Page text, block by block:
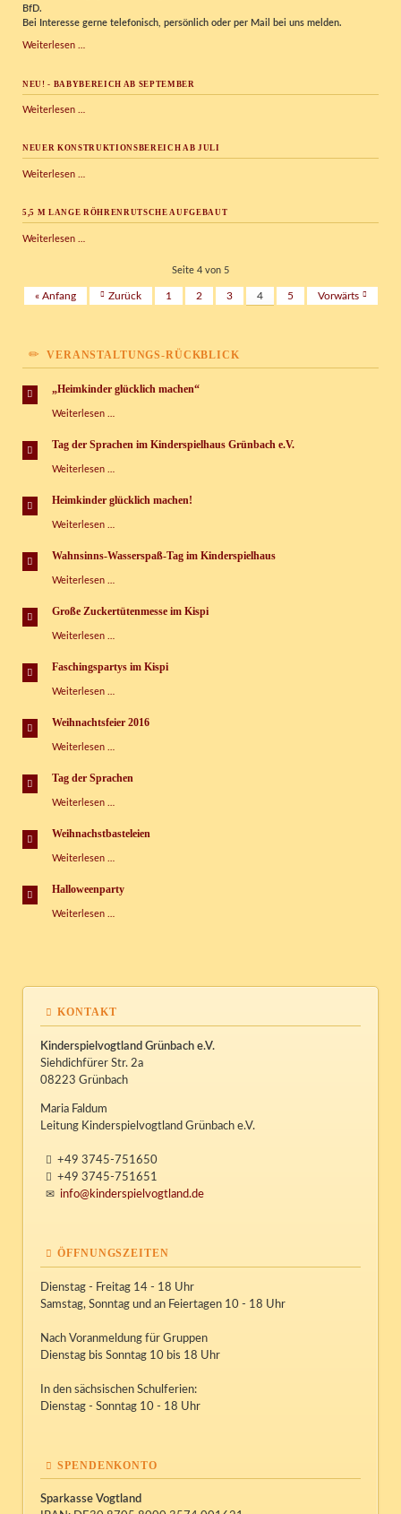
BfD.
Bei Interesse gerne telefonisch, persönlich oder per Mail bei uns melden.
Weiterlesen …
NEU! - BABYBEREICH AB SEPTEMBER
Weiterlesen …
ab
NEUER KONSTRUKTIONSBEREICH AB JULI
Weiterlesen …
Juli
5,5 M LANGE RÖHRENRUTSCHE AUFGEBAUT
Weiterlesen …
aufgebaut
Seite 4 von 5
« Anfang Zurück 1 2 3 4 5 Vorwärts
VERANSTALTUNGS-RÜCKBLICK
„Heimkinder glücklich machen“
Weiterlesen …
machen“
Tag der Sprachen im Kinderspielhaus Grünbach e.V.
Weiterlesen …
Sprachen
Kinderspielhaus
e.V.
Heimkinder glücklich machen!
Weiterlesen …
machen!
Wahnsinns-Wasserspaß-Tag im Kinderspielhaus
Weiterlesen …
Tag
Kinderspielhaus
Große Zuckertütenmesse im Kispi
Weiterlesen …
im
Faschingspartys im Kispi
Weiterlesen …
Kispi
Weihnachtsfeier 2016
Weiterlesen …
Tag der Sprachen
Weiterlesen …
Sprachen
Weihnachstbasteleien
Weiterlesen …
Halloweenparty
Weiterlesen …
KONTAKT
Kinderspielvogtland Grünbach e.V.
Siehdichfürer Str. 2a
08223 Grünbach
Maria Faldum
Leitung Kinderspielvogtland Grünbach e.V.
+49 3745-751650
+49 3745-751651
info@kinderspielvogtland.de
ÖFFNUNGSZEITEN
Dienstag - Freitag 14 - 18 Uhr
Samstag, Sonntag und an Feiertagen 10 - 18 Uhr
Nach Voranmeldung für Gruppen
Dienstag bis Sonntag 10 bis 18 Uhr
In den sächsischen Schulferien:
Dienstag - Sonntag 10 - 18 Uhr
SPENDENKONTO
Sparkasse Vogtland